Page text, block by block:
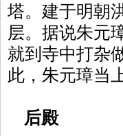
塔。建于明朝
层。据说朱元
就到寺中打杂
此，朱元璋当
后殿